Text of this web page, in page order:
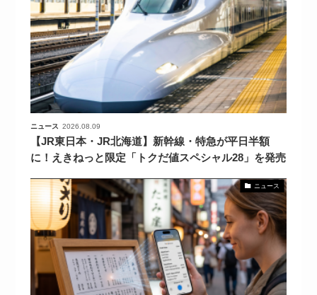
ニュース 2026.08.09
【JR東日本・JR北海道】新幹線・特急が平日半額
に！えきねっと限定「トクだ値スペシャル28」を発売
ニュース